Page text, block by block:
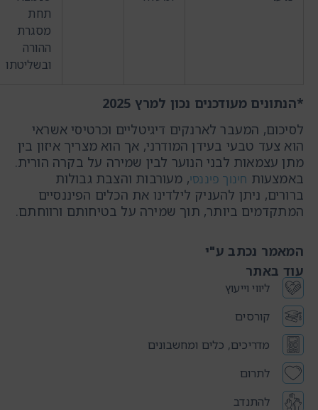
המאמר נכתב ע"י
עוד באתר
ליווי וייעוץ
קורסים
מדריכים, כלים ומחשבונים
לתרום
להתנדב
תחת
מסגרת
ההורה
ובשליטתו
*הנתונים מעודכנים נכון למרץ 2025
לסיכום, המעבר לארנקים דיגיטליים וכרטיסי אשראי
הוא צעד טבעי בעידן המודרני, אך הוא מצריך איזון בין
מתן עצמאות לבני הנוער לבין שמירה על בקרה הורית.
באמצעות חינוך פיננסי, מעורבות והצבת גבולות
ברורים, ניתן להעניק לילדינו את הכלים הפיננסיים
המתקדמים ביותר, תוך שמירה על בטיחותם ורווחתם.